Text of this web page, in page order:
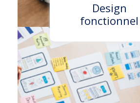
Design
fonctionnel